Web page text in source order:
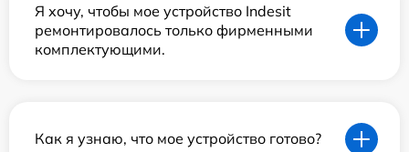
Я хочу, чтобы мое устройство Indesit
ремонтировалось только фирменными
комплектующими.
Как я узнаю, что мое устройство готово?